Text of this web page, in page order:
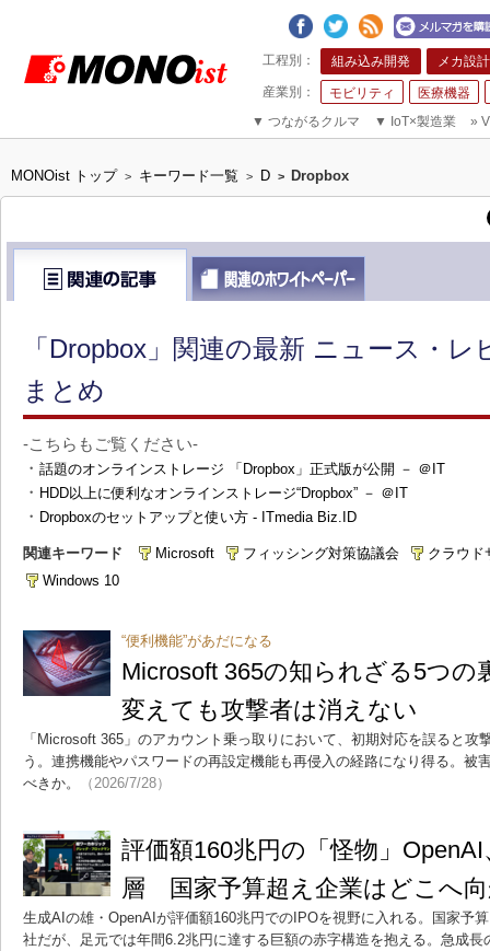
組み込み開発 メカ設計
モビリティ
医療機器
▼ つながるクルマ ▼ IoT×製造業 »
MONOist トップ > キーワード一覧 > D > Dropbox
「Dropbox」関連の最新 ニュース・
まとめ
-こちらもご覧ください-
・ 話題のオンラインストレージ 「Dropbox」正式版が公開 － ＠IT
・ HDD以上に便利なオンラインストレージ“Dropbox” － ＠IT
・ Dropboxのセットアップと使い方 - ITmedia Biz.ID
関連キーワード Microsoft フィッシング対策協議会
クラウド
Windows 10
“便利機能”があだになる
Microsoft 365の知られざる5つ
変えても攻撃者は消えない
「Microsoft 365」のアカウント乗っ取りにおいて、初期対応を誤ると攻
う。連携機能やパスワードの再設定機能も再侵入の経路になり得る。被
べきか。
（2026/7/28）
評価額160兆円の「怪物」
層 国家予算超え企業はどこへ
生成AIの雄・OpenAIが評価額160兆円でのIPOを視野に入れる。国家予
社だが、足元では年間6.2兆円に達する巨額の赤字構造を抱える。急成